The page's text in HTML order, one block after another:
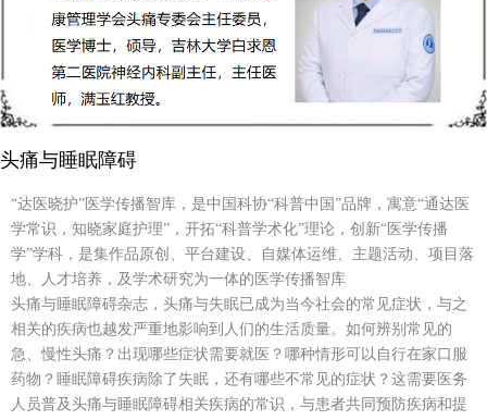
头痛与睡眠障碍
“达医晓护”医学传播智库，是中国科协“科普中国”品牌，寓意“通达医
学常识，知晓家庭护理”，开拓“科普学术化”理论，创新“医学传播
学”学科，是集作品原创、平台建设、自媒体运维、主题活动、项目落
地、人才培养，及学术研究为一体的医学传播智库
头痛与睡眠障碍杂志，头痛与失眠已成为当今社会的常见症状，与之
相关的疾病也越发严重地影响到人们的生活质量。如何辨别常见的
急、慢性头痛？出现哪些症状需要就医？哪种情形可以自行在家口服
药物？睡眠障碍疾病除了失眠，还有哪些不常见的症状？这需要医务
人员普及头痛与睡眠障碍相关疾病的常识，与患者共同预防疾病和提